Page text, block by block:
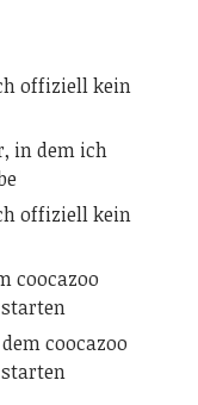
offiziell kein
in dem ich
offiziell kein
coocazoo
coocazoo